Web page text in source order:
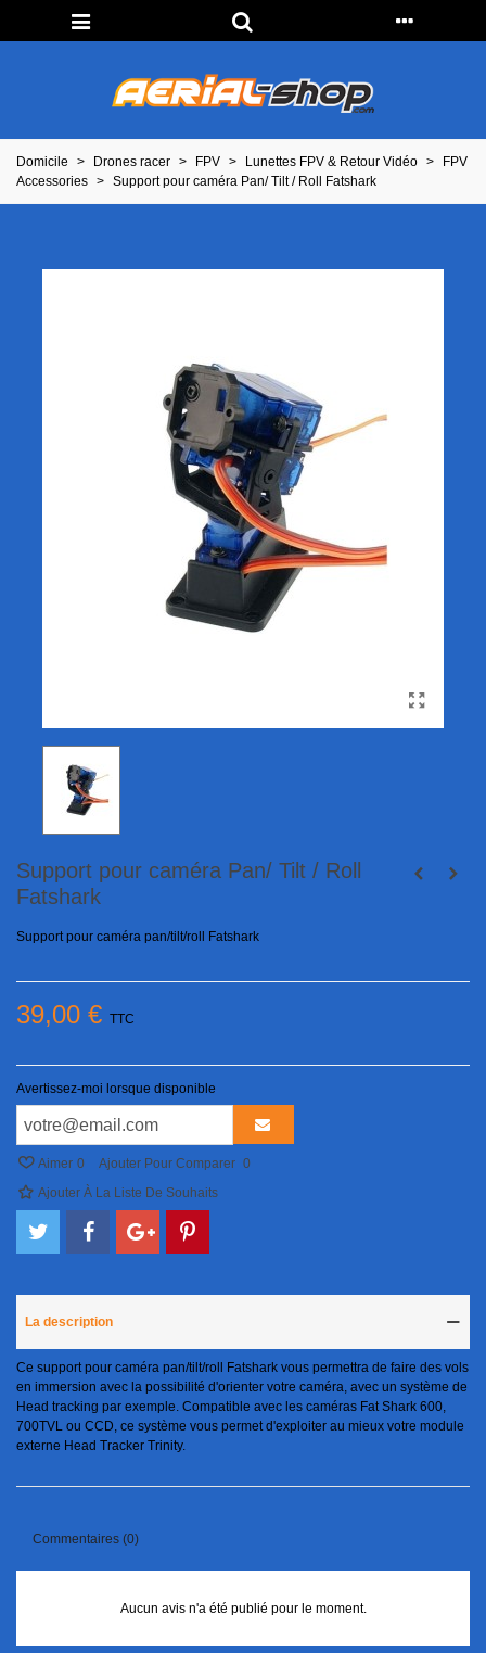
Domicile > Drones racer > FPV > Lunettes FPV & Retour Vidéo >
FPV
Accessories > Support pour caméra Pan/ Tilt / Roll Fatshark
Support pour caméra Pan/ Tilt / Roll
Fatshark
Support pour caméra pan/tilt/roll Fatshark
39,00 € TTC
Avertissez-moi lorsque disponible
Aimer 0 Ajouter Pour Comparer 0
Ajouter À La Liste De Souhaits
La description
Ce support pour caméra pan/tilt/roll Fatshark vous permettra de faire des vols
en immersion avec la possibilité d'orienter votre caméra, avec un système de
Head tracking par exemple. Compatible avec les caméras Fat Shark 600,
700TVL ou CCD, ce système vous permet d'exploiter au mieux votre module
externe Head Tracker Trinity.
Commentaires (0)
Aucun avis n'a été publié pour le moment.